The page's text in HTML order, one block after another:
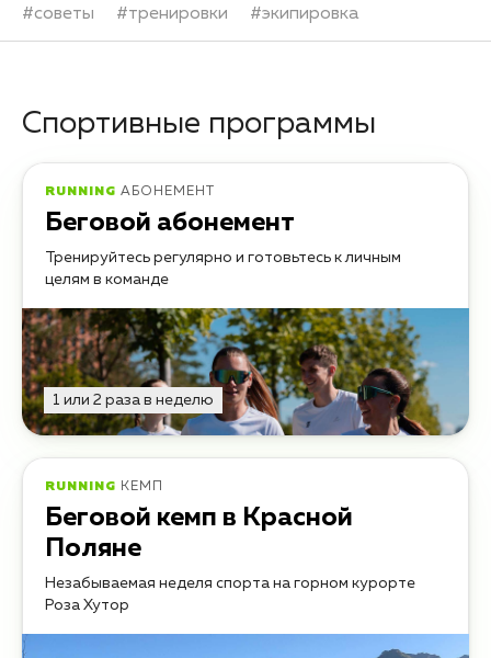
#советы #тренировки #экипировка
Спортивные программы
RUNNING АБОНЕМЕНТ
Беговой абонемент
Тренируйтесь регулярно и готовьтесь к личным
целям в команде
1 или 2 раза в неделю
RUNNING КЕМП
Беговой кемп в Красной
Поляне
Незабываемая неделя спорта на горном курорте
Роза Хутор